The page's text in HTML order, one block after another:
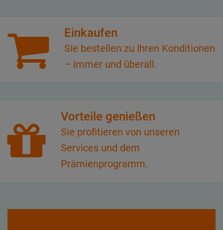
Einkaufen
Sie bestellen zu Ihren Konditionen
– immer und überall.
Vorteile genießen
Sie profitieren von unseren
Services und dem
Prämienprogramm.